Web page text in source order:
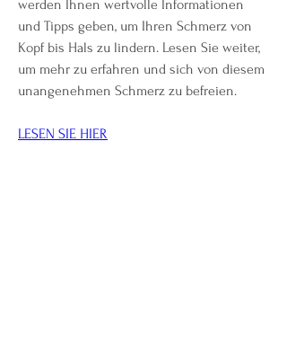
werden Ihnen wertvolle Informationen
und Tipps geben, um Ihren Schmerz von
Kopf bis Hals zu lindern. Lesen Sie weiter,
um mehr zu erfahren und sich von diesem
unangenehmen Schmerz zu befreien.
LESEN SIE HIER